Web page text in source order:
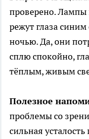
проверено. Лампы
режут глаза
ночью. Да, они
сплю спокойно,
тёплым, живым
Полезное
проблемы со
сильная